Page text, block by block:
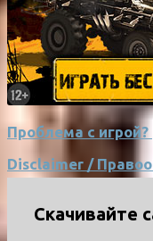
Проблема с игрой?
Disclaimer /
Скачивайте